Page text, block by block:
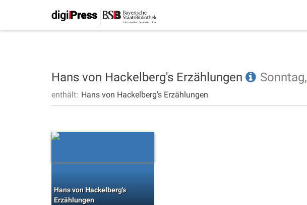
Hans von Hackelberg's Erzählungen Sonntag,
enthält: Hans von Hackelberg's Erzählungen
Hans von Hackelberg's
Erzählungen